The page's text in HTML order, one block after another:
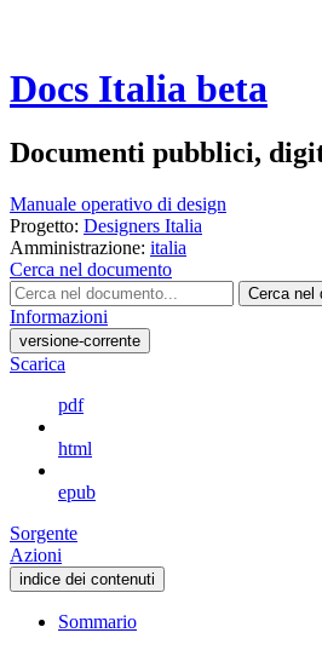
Docs Italia beta
Documenti pubblici,
Manuale operativo di design
Progetto: Designers Italia
Amministrazione: italia
Cerca nel documento
Cerca nel
Informazioni
versione-corrente
Scarica
pdf
html
epub
Sorgente
Azioni
indice dei contenuti
Sommario